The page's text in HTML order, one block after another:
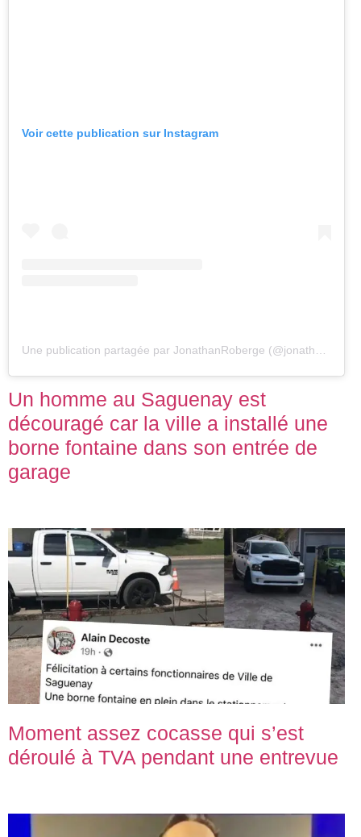
Voir cette publication sur Instagram
Un homme au Saguenay est
découragé car la ville a installé une
borne fontaine dans son entrée de
garage
Moment assez cocasse qui s’est
déroulé à TVA pendant une entrevue